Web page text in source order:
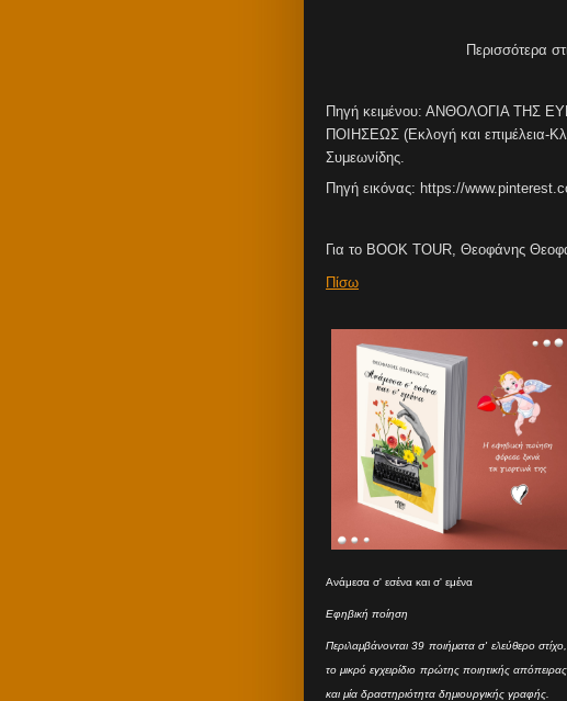
Περισσότερα
Πηγή κειμένου: ΑΝΘΟΛΟΓΙΑ ΤΗΣ
ΠΟΙΗΣΕΩΣ (Εκλογή και επιμέλεια-
Συμεωνίδης.
Πηγή εικόνας: https://
Για το ΒΟΟΚ TOUR, Θεοφάνης
Πίσω
Ανάμεσα σ' εσένα και σ' εμένα
Εφηβική ποίηση
Περιλαμβάνονται 39 ποιήματα σ' ελεύθερο στίχο,
το μικρό εγχειρίδιο πρώτης ποιητικής απόπειρας
και μία δραστηριότητα δημιουργικής γραφής.